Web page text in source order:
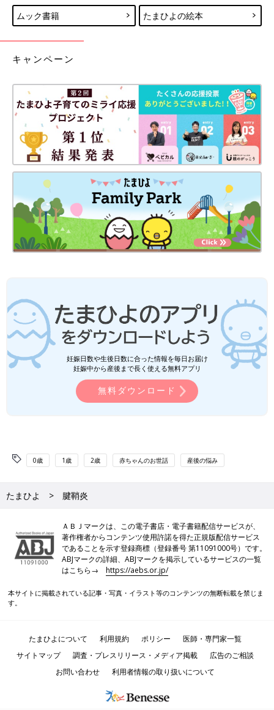
ムック書籍 たまひよの絵本
キャンペーン
妊娠日数や生後日数に合った情報を毎日お届け
妊娠中から産後まで長く使える無料アプリ
無料ダウンロード
0歳 1歳 2歳 赤ちゃんのお世話 産後の悩み
たまひよ 腱鞘炎
ＡＢＪマークは、この電子書店・電子書籍配信サービスが、
著作権者からコンテンツ使用許諾を得た正規版配信サービス
であることを示す登録商標（登録番号 第11091000号）です。
ABJマークの詳細、ABJマークを掲示しているサービスの一覧
はこちら→https://aebs.or.jp/
本サイトに掲載されている記事・写真・イラスト等のコンテンツの無断転載を禁じま
す。
たまひよについて 利用規約 ポリシー
医師・専門家一覧
サイトマップ
調査・プレスリリース・メディア掲載
広告のご相談
お問い合わせ
利用者情報の取り扱いについて